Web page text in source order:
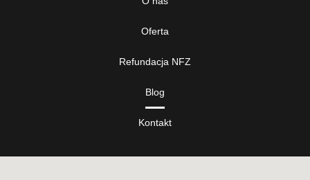
Oferta
Refundacja NFZ
Blog
Kontakt